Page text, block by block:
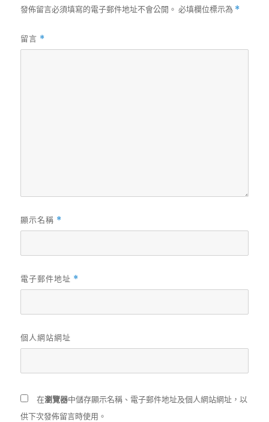
發佈留言必須填寫的電子郵件地址不會公開。 必填欄位標示為 *
留言 *
顯示名稱 *
電子郵件地址 *
個人網站網址
在瀏覽器中儲存顯示名稱、電子郵件地址及個人網站網址，以
供下次發佈留言時使用。